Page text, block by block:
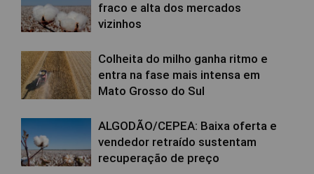
fraco e alta dos mercados
vizinhos
Colheita do milho ganha ritmo e
entra na fase mais intensa em
Mato Grosso do Sul
ALGODÃO/CEPEA: Baixa oferta e
vendedor retraído sustentam
recuperação de preço